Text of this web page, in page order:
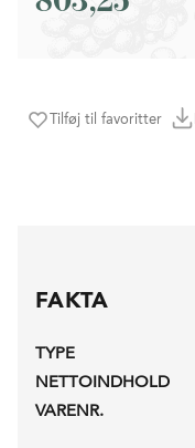
Tilføj til favoritter
FAKTA
TYPE
NETTOINDHOLD
VARENR.